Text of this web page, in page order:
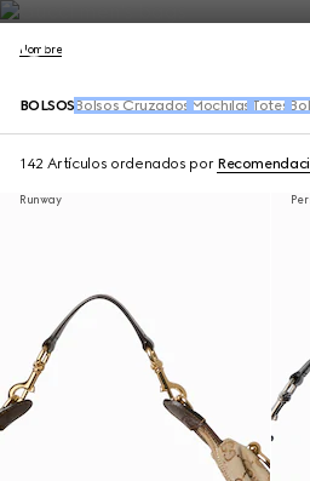
Hombre
BOLSOS Bolsos Cruzados Mochilas Totes
142 Artículos ordenados por
Runway